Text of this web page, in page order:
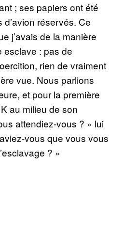
; ses papiers ont été
réservés. Ce
j’avais de la manière
esclave : pas de
rien de vraiment
vue. Nous parlions
et pour la première
au milieu de son
attendiez-vous ? » lui
vous que vous vous
? »